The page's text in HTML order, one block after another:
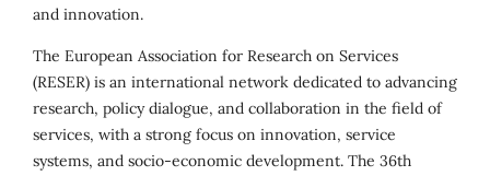
and innovation.
The European Association for Research on Services
(RESER) is an international network dedicated to advancing
research, policy dialogue, and collaboration in the field of
services, with a strong focus on innovation, service
systems, and socio-economic development. The 36th